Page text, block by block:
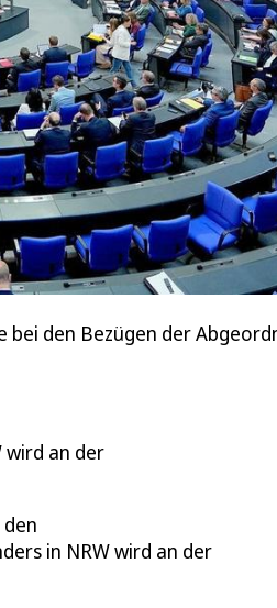
den Bezügen der
wird an der
den
in NRW wird an der